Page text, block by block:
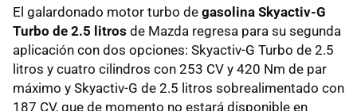
El galardonado motor turbo de gasolina Skyactiv-G
Turbo de 2.5 litros de Mazda regresa para su segunda
aplicación con dos opciones: Skyactiv-G Turbo de 2.5
litros y cuatro cilindros con 253 CV y 420 Nm de par
máximo y Skyactiv-G de 2.5 litros sobrealimentado con
187 CV, que de momento no estará disponible en